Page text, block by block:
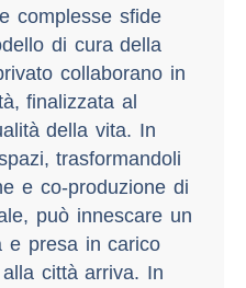
complesse sfide
di cura della
collaborano in
finalizzata al
della vita. In
trasformandoli
e co-produzione di
può innescare un
e presa in carico
città arriva. In